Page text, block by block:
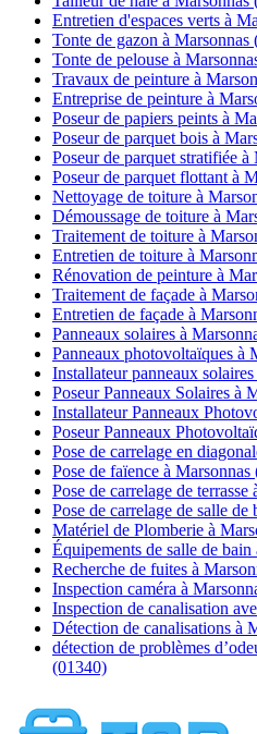
Entretien d'espaces verts à
Tonte de gazon à Marsonnas
Tonte de pelouse à
Travaux de peinture à
Entreprise de peinture à
Poseur de papiers peints à
Poseur de parquet bois à
Poseur de parquet stratifiée
Poseur de parquet flottant à
Nettoyage de toiture à
Démoussage de toiture à
Traitement de toiture à
Entretien de toiture à
Rénovation de peinture à
Traitement de façade à
Entretien de façade à
Panneaux solaires à
Panneaux photovoltaïques à
Installateur panneaux
Poseur Panneaux Solaires à
Installateur Panneaux
Poseur Panneaux
Pose de carrelage en
Pose de faïence à Marsonnas
Pose de carrelage de
Pose de carrelage de salle
Matériel de Plomberie à
Équipements de salle de
Recherche de fuites à
Inspection caméra à
Inspection de canalisation
Détection de canalisations à
détection de problèmes
(01340)